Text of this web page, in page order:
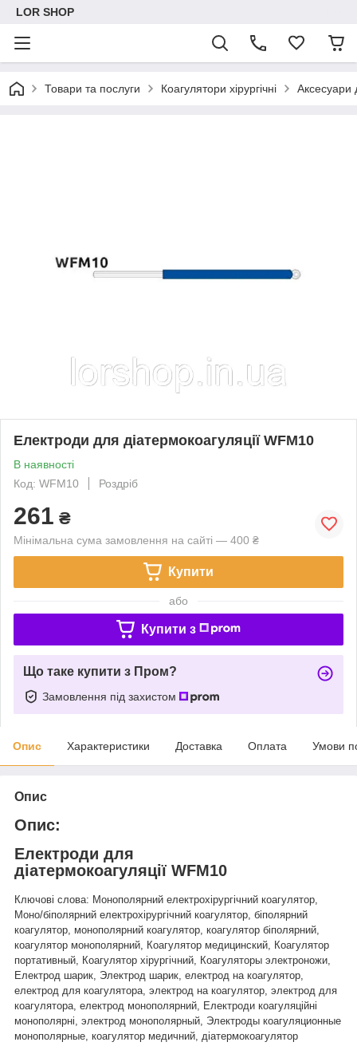
LOR SHOP
Товари та послуги Коагулятори хірургічні Аксесуари
Електроди для діатермокоагуляції WFM10
В наявності
Код: WFM10
Роздріб
261 ₴
Мінімальна сума замовлення на сайті — 400 ₴
Купити
або
Купити з
Що таке купити з Пром?
Замовлення під захистом
Опис Характеристики Доставка Оплата Умови
Опис
Опис:
Електроди для
діатермокоагуляції WFM10
Ключові слова: Монополярний електрохірургічний коагулятор,
Моно/біполярний електрохірургічний коагулятор, біполярний
коагулятор, монополярний коагулятор, коагулятор біполярний,
коагулятор монополярний, Коагулятор медицинский, Коагулятор
портативный, Коагулятор хірургічний, Коагуляторы электроножи,
Електрод шарик, Электрод шарик, електрод на коагулятор,
електрод для коагулятора, электрод на коагулятор, электрод для
коагулятора, електрод монополярний, Електроди коагуляційні
монополярні, электрод монополярный, Электроды коагуляционные
монополярные, коагулятор медичний, діатермокоагулятор